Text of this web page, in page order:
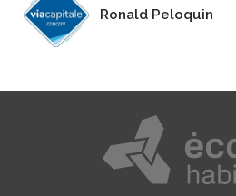
Ronald Peloquin